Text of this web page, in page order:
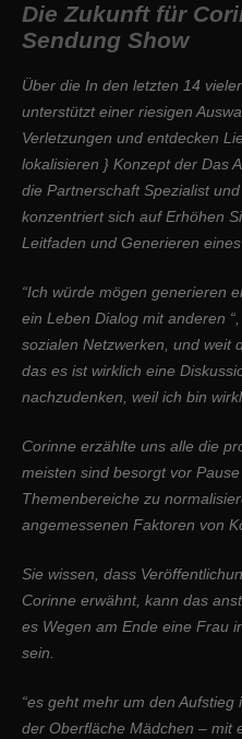
Die Zukunft für
Sendung Show
Über die In den letzten 14
unterstützt einer riesigen
Verletzungen und entdecken
lokalisieren } Konzept der Das
die Partnerschaft Spezialist
konzentriert sich auf Erhöhen
Leitfaden und Generieren
“Ich würde mögen generieren
ein Leben Dialog mit anderen
sozialen Netzwerken, und weit
das es ist wirklich eine
nachzudenken, weil ich bin
Corinne erzählte uns alle die
meisten sind besorgt vor
Themenbereiche zu
angemessenen Faktoren von
Sie wissen, dass
Corinne erwähnt, kann das
es Wegen am Ende eine Frau
sein.
“es geht mehr um den
der Oberfläche Mädchen – mit